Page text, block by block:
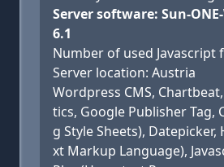
Server software: Sun-
6.1
Number of used Javascript
Server location: Austria
Wordpress CMS,
tics, Google Publisher Tag,
g Style Sheets), Datepicker,
xt Markup Language),